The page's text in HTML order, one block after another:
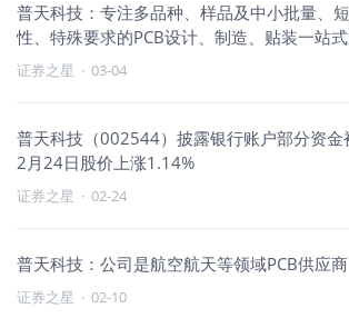
普天科技：专注多品种、样品及中小批量、
性、特殊要求的PCB设计、制造、贴装一站
证券之星 · 03-04
普天科技（002544）披露银行账户部分资金
2月24日股价上涨1.14%
证券之星 · 02-24
普天科技：公司是航空航天等领域PCB供应商
证券之星 · 02-10